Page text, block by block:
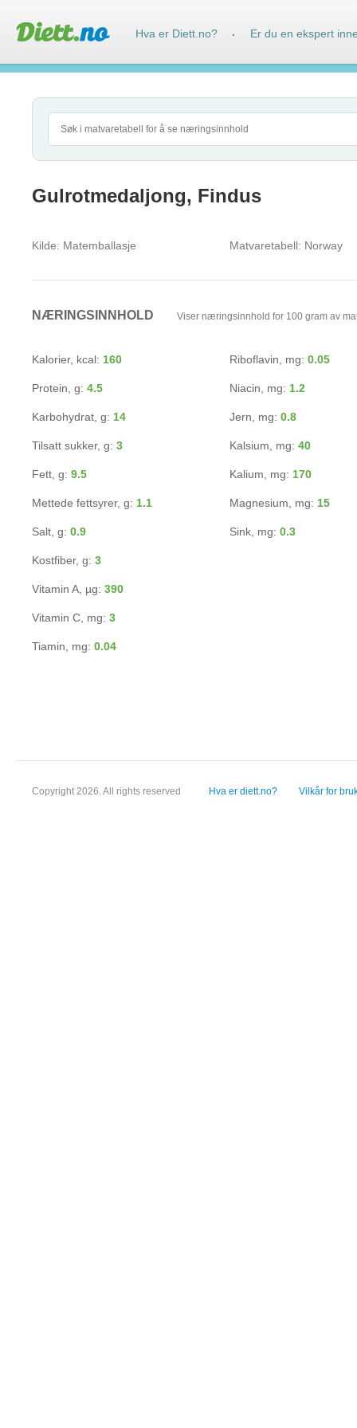
Gulrotmedaljong, Findus
Kilde: Matemballasje Matvaretabell: Norway
NÆRINGSINNHOLD Viser næringsinnhold for 100 gram av
Kalorier, kcal: 160
Protein, g: 4.5
Karbohydrat, g: 14
Tilsatt sukker, g: 3
Fett, g: 9.5
Mettede fettsyrer, g: 1.1
Salt, g: 0.9
Kostfiber, g: 3
Vitamin A, µg: 390
Vitamin C, mg: 3
Tiamin, mg: 0.04
Riboflavin, mg: 0.05
Niacin, mg: 1.2
Jern, mg: 0.8
Kalsium, mg: 40
Kalium, mg: 170
Magnesium, mg: 15
Sink, mg: 0.3
Copyright 2026. All rights reserved Hva er diett.no? Vilkår for
Hva er Diett.no? · Er du en ekspert